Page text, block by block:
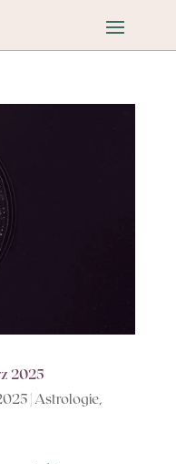
2025
| Astrologie,